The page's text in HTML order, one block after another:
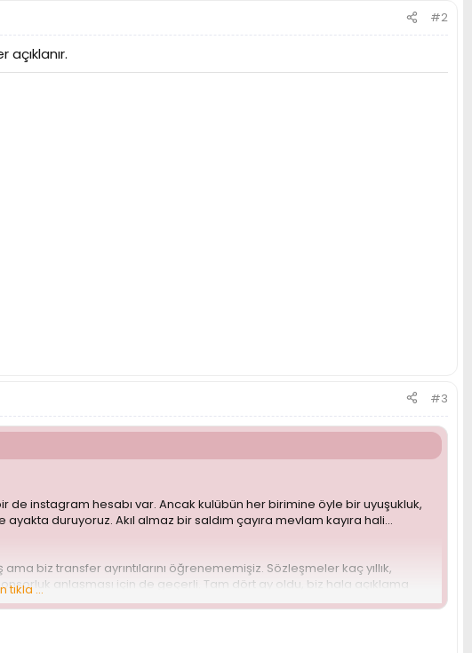
#2
#3
de instagram hesabı var. Ancak kulübün her birimine öyle bir uyuşukluk,
duruyoruz. Akıl almaz bir saldım çayıra mevlam kayıra hali...
biz transfer ayrıntılarını öğrenememişiz. Sözleşmeler kaç yıllık,
anlaşması için de geçerli. Tam dört ay oldu, biz hala açıklama
Rezillik!
tıkla ...